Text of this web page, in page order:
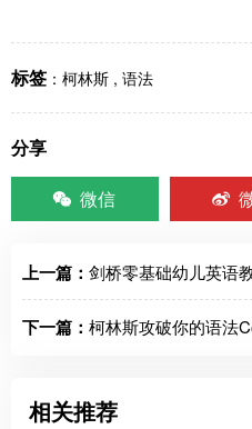
标签 ： 柯林斯 , 语法
分享
微信
上一篇： 剑桥零基础幼儿英语
下一篇： 柯林斯攻破你的语法
相关推荐